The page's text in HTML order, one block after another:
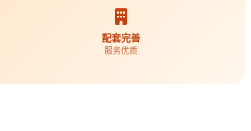
配套完善
服务优质